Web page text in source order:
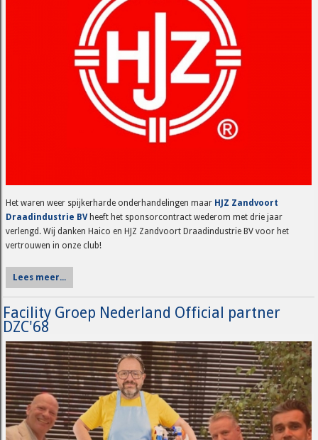
Het waren weer spijkerharde onderhandelingen maar HJZ Zandvoort
Draadindustrie BVheeft het sponsorcontract wederom met drie jaar
verlengd. Wij danken Haico en HJZ Zandvoort Draadindustrie BV voor het
vertrouwen in onze club!
Lees meer...
Facility Groep Nederland Official partner
DZC'68